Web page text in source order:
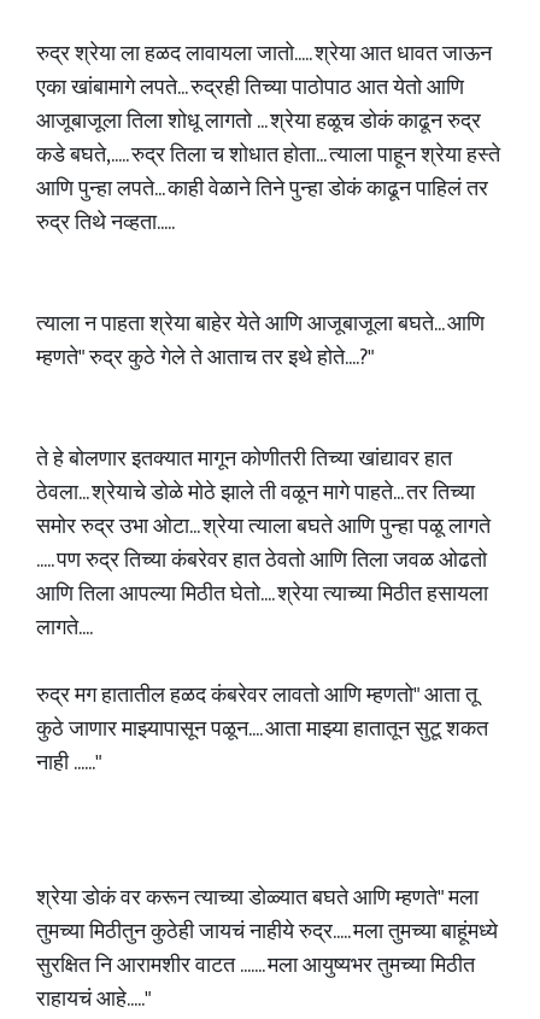
रुद्र श्रेया ला हळद लावायला जातो..... श्रेया आत धावत जाऊन
एका खांबामागे लपते... रुद्रही तिच्या पाठोपाठ आत येतो आणि
आजूबाजूला तिला शोधू लागतो ... श्रेया हळूच डोकं काढून रुद्र
कडे बघते,..... रुद्र तिला च शोधात होता... त्याला पाहून श्रेया हस्ते
आणि पुन्हा लपते... काही वेळाने तिने पुन्हा डोकं काढून पाहिलं तर
रुद्र तिथे नव्हता.....
त्याला न पाहता श्रेया बाहेर येते आणि आजूबाजूला बघते... आणि
म्हणते" रुद्र कुठे गेले ते आताच तर इथे होते....?"
ते हे बोलणार इतक्यात मागून कोणीतरी तिच्या खांद्यावर हात
ठेवला... श्रेयाचे डोळे मोठे झाले ती वळून मागे पाहते... तर तिच्या
समोर रुद्र उभा ओटा... श्रेया त्याला बघते आणि पुन्हा पळू लागते
..... पण रुद्र तिच्या कंबरेवर हात ठेवतो आणि तिला जवळ ओढतो
आणि तिला आपल्या मिठीत घेतो.... श्रेया त्याच्या मिठीत हसायला
लागते....
रुद्र मग हातातील हळद कंबरेवर लावतो आणि म्हणतो" आता तू
कुठे जाणार माझ्यापासून पळून.... आता माझ्या हातातून सुटू शकत
नाही ......"
श्रेया डोकं वर करून त्याच्या डोळ्यात बघते आणि म्हणते" मला
तुमच्या मिठीतुन कुठेही जायचं नाहीये रुद्र..... मला तुमच्या बाहूंमध्ये
सुरक्षित नि आरामशीर वाटत ....... मला आयुष्यभर तुमच्या मिठीत
राहायचं आहे....."